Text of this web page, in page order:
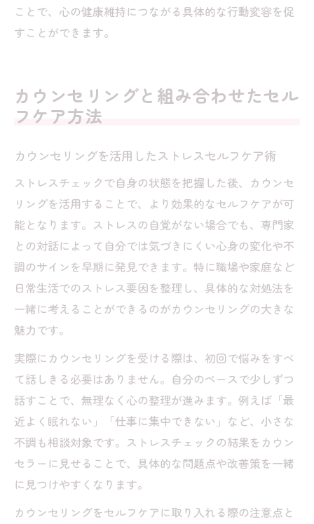
ことで、心の健康維持につながる具体的な行動変容を促
すことができます。
カウンセリングと組み合わせたセル
フケア方法
カウンセリングを活用したストレスセルフケア術
ストレスチェックで自身の状態を把握した後、カウンセ
リングを活用することで、より効果的なセルフケアが可
能となります。ストレスの自覚がない場合でも、専門家
との対話によって自分では気づきにくい心身の変化や不
調のサインを早期に発見できます。特に職場や家庭など
日常生活でのストレス要因を整理し、具体的な対処法を
一緒に考えることができるのがカウンセリングの大きな
魅力です。
実際にカウンセリングを受ける際は、初回で悩みをすべ
て話しきる必要はありません。自分のペースで少しずつ
話すことで、無理なく心の整理が進みます。例えば「最
近よく眠れない」「仕事に集中できない」など、小さな
不調も相談対象です。ストレスチェックの結果をカウン
セラーに見せることで、具体的な問題点や改善策を一緒
に見つけやすくなります。
カウンセリングをセルフケアに取り入れる際の注意点と